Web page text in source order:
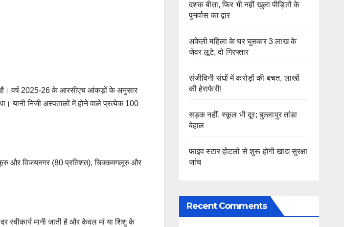
है। वर्ष 2025-26 के आरसीएच आंकड़ों के अनुसार
यानी निजी अस्पतालों में होने वाले प्रत्येक 100
और विजयनगर (80 प्रतिशत), चिक्कमगलूरु और
मानी जाती है और केवल मां या शिशु के
दशक बीता, फिर भी नहीं खुला पीड़ितों के
पुनर्वास का द्वार
अकेली महिला के घर घुसकर 3 लाख के
जेवर लूटे, दो गिरफ्तार
संजीविनी संघों में करोड़ों की बचत, लाखों
की हेराफेरी!
सड़क नहीं, स्कूल भी दूर; बुल्लापुर तांडा
बेहाल
फाइव स्टार होटलों से शुरू होगी खाद्य सुरक्षा
जांच
Recent Comments